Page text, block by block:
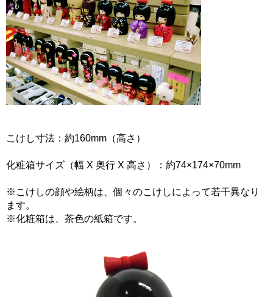
こけし寸法：約160mm（高さ）
化粧箱サイズ（幅 X 奥行 X 高さ）：約74×174×70mm
※こけしの顔や絵柄は、個々のこけしによって若干異なり
ます。
※化粧箱は、茶色の紙箱です。